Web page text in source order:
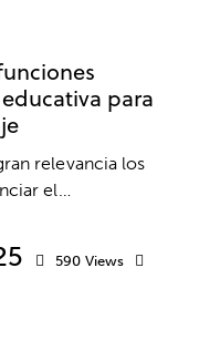
para
relevancia los
el…
590 Views